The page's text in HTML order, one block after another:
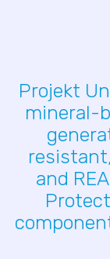
Projekt
mineral-
and